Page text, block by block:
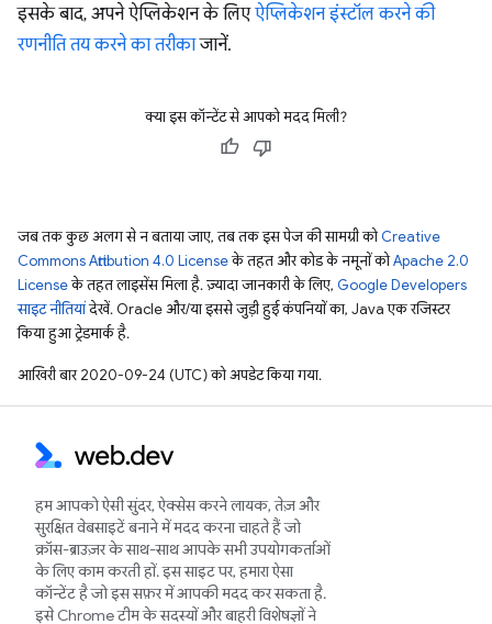
इसके बाद, अपने ऐप्लिकेशन के लिएऐप्लिकेशन इंस्टॉल करने की
रणनीति तय करने का तरीकाजानें.
क्या इस कॉन्टेंट से आपको मदद मिली?
जब तक कुछ अलग से न बताया जाए, तब तक इस पेज की सामग्री कोCreative
Commons Attribution 4.0 Licenseके तहत और कोड के नमूनों कोApache 2.0
Licenseके तहत लाइसेंस मिला है. ज़्यादा जानकारी के लिए, Google Developers
साइट नीतियांदेखें. Oracle और/या इससे जुड़ी हुई कंपनियों का, Java एक रजिस्टर
किया हुआ ट्रेडमार्क है.
आखिरी बार 2020-09-24 (UTC) को अपडेट किया गया.
हम आपको ऐसी सुंदर, ऐक्सेस करने लायक, तेज़ और
सुरक्षित वेबसाइटें बनाने में मदद करना चाहते हैं जो
क्रॉस-ब्राउज़र के साथ-साथ आपके सभी उपयोगकर्ताओं
के लिए काम करती हों. इस साइट पर, हमारा ऐसा
कॉन्टेंट है जो इस सफ़र में आपकी मदद कर सकता है.
इसे Chrome टीम के सदस्यों और बाहरी विशेषज्ञों ने